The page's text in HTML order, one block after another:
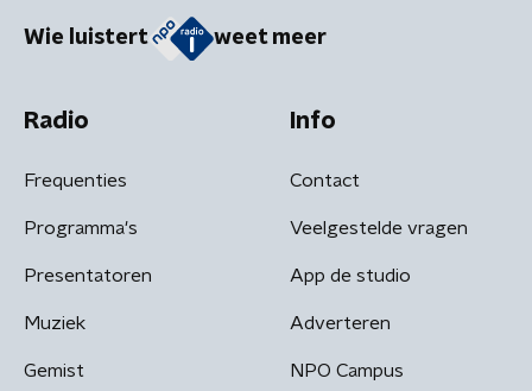
Wie luistert weet meer
Radio
Frequenties
Programma's
Presentatoren
Muziek
Gemist
Info
Contact
Veelgestelde vragen
App de studio
Adverteren
NPO Campus